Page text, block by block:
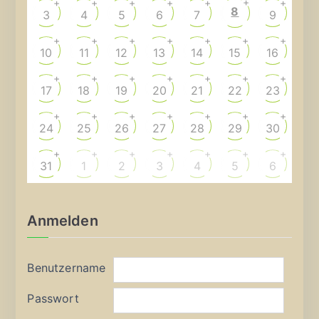
3
+
4
+
5
+
6
+
7
+
8 9
+
10
+
11
+
12
+
13
+
14
+
15
+
16
+
17
+
18
+
19
+
20
+
21
+
22
+
23
+
24
+
25
+
26
+
27
+
28
+
29
+
30
+
31
+
1
+
2
+
3
+
4
+
5
+
6
+
Anmelden
Benutzername
Passwort